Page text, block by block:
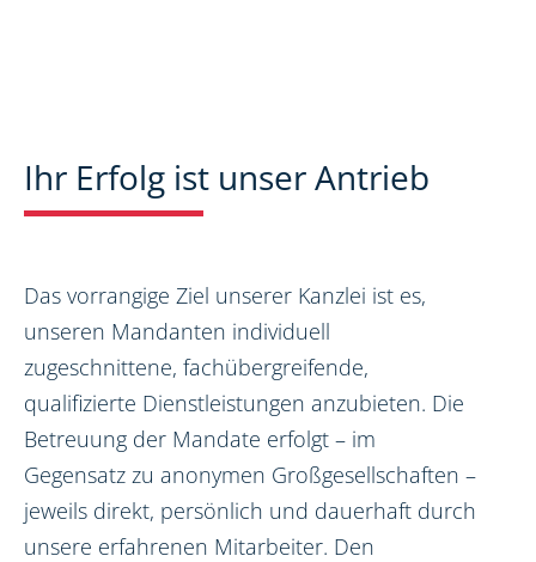
Ihr Erfolg ist unser Antrieb
Das vorrangige Ziel unserer Kanzlei ist es,
unseren Mandanten individuell
zugeschnittene, fachübergreifende,
qualifizierte Dienstleistungen anzubieten. Die
Betreuung der Mandate erfolgt – im
Gegensatz zu anonymen Großgesellschaften –
jeweils direkt, persönlich und dauerhaft durch
unsere erfahrenen Mitarbeiter. Den